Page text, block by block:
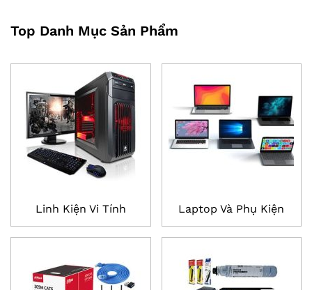
Top Danh Mục Sản Phẩm
Linh Kiện Vi Tính Laptop Và Phụ Kiện